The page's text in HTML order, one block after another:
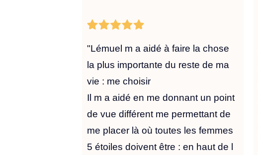
"Lémuel m a aidé à faire la chose
la plus importante du reste de ma
vie : me choisir
Il m a aidé en me donnant un point
de vue différent me permettant de
me placer là où toutes les femmes
5 étoiles doivent être : en haut de l